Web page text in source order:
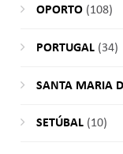
OPORTO(108)
PORTUGAL(34)
SANTA MARIA
SETÚBAL(10)